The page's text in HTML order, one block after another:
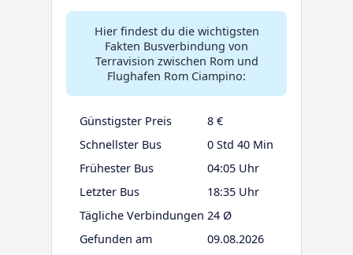
Hier findest du die wichtigsten
Fakten Busverbindung von
Terravision zwischen Rom und
Flughafen Rom Ciampino:
Günstigster Preis
8 €
Schnellster Bus
0 Std 40 Min
Frühester Bus
04:05 Uhr
Letzter Bus
18:35 Uhr
Tägliche Verbindungen 24 Ø
Gefunden am
09.08.2026